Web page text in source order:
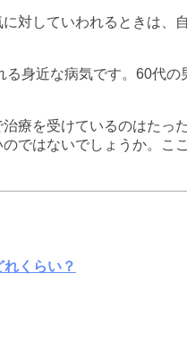
対していわれるときは
身近な病気です。60代
療を受けているのはた
ではないでしょうか。
くらい？